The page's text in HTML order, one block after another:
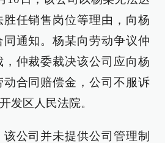
任销售岗位等理由，向杨
通知。杨某向劳动争议仲
仲裁委裁决该公司应向杨
合同赔偿金，公司不服诉
发区人民法院。
公司并未提供公司管理制